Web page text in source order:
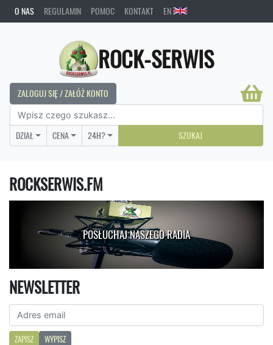
O NAS REGULAMIN POMOC KONTAKT EN
ROCK-SERWIS
ZALOGUJ SIĘ / ZAŁÓŻ KONTO
DZIAŁ CENA 24H? SZUKAJ
ROCKSERWIS.FM
POSŁUCHAJ NASZEGO RADIA
NEWSLETTER
ZAPISZ WYPISZ